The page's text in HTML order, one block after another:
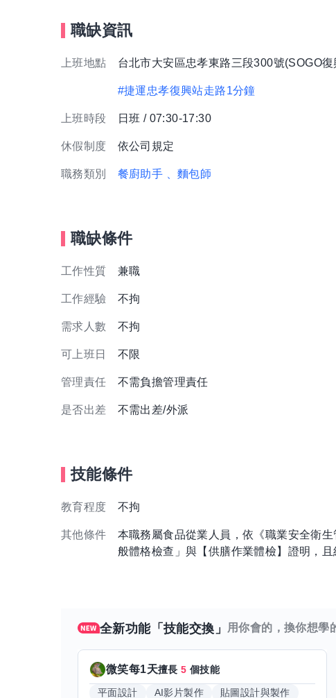
職缺資訊
上班地點 台北市大安區忠孝東路三段300號(SOGO
#捷運忠孝復興站走路1分鐘
上班時段 日班 / 07:30-17:30
休假制度 依公司規定
職務類別 餐廚助手 、麵包師
職缺條件
工作性質 兼職
工作經驗 不拘
需求人數 不拘
可上班日 不限
管理責任 不需負擔管理責任
是否出差 不需出差/外派
技能條件
教育程度 不拘
其他條件
本職務屬食品從業人員，依《職業安全衛
般體格檢查」與【供膳作業體檢】證明，
全新功能「技能交換」 用你會的，換你想學
微笑每1天擅長5 個技能
平面設計 AI影片製作
貼圖設計與製作